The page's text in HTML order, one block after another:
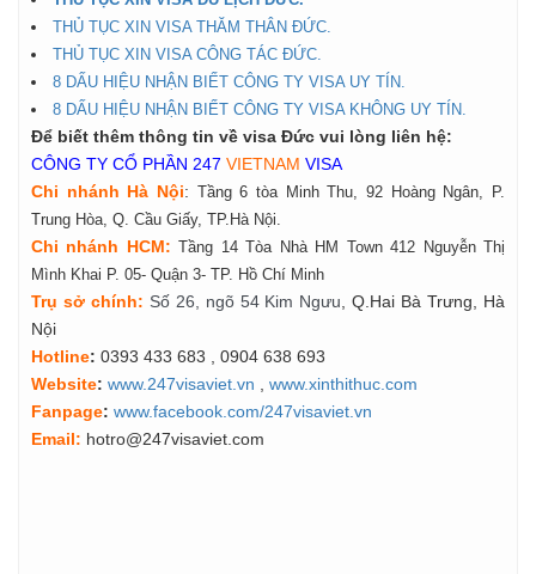
THỦ TỤC XIN VISA THĂM THÂN ĐỨC.
THỦ TỤC XIN VISA CÔNG TÁC ĐỨC.
8 DẤU HIỆU NHẬN BIẾT CÔNG TY VISA UY TÍN.
8 DẤU HIỆU NHẬN BIẾT CÔNG TY VISA KHÔNG UY TÍN.
Để biết thêm thông tin về visa Đức vui lòng liên hệ:
CÔNG TY CỔ PHẦN 247 VIETNAM VISA
Chi nhánh Hà Nội: Tầng 6 tòa Minh Thu, 92 Hoàng Ngân, P.
Trung Hòa, Q. Cầu Giấy, TP.Hà Nội.
Chi nhánh HCM: Tầng 14 Tòa Nhà HM Town 412 Nguyễn Thị
Mình Khai P. 05- Quận 3- TP. Hồ Chí Minh
Trụ sở chính: Số 26, ngõ 54 Kim Ngưu , Q.Hai Bà Trưng, Hà
Nội
Hotline: 0393 433 683 , 0904 638 693
Website: www.247visaviet.vn
www.xinthithuc.com
Fanpage: www.facebook.com/247visaviet.vn
Email: hotro@247visaviet.com